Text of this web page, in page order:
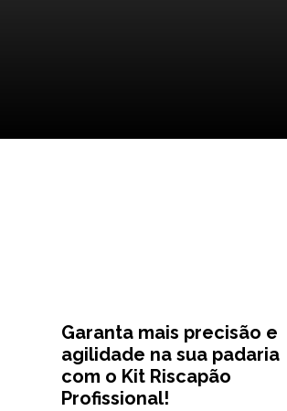
Garanta mais precisão e
agilidade na sua padaria
com o Kit Riscapão
Profissional!